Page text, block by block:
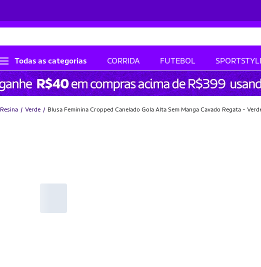
Todas as categorias CORRIDA FUTEBOL
Resina Verde Blusa Feminina Cropped Canelado Gola Alta Sem Manga Cavado Regata -